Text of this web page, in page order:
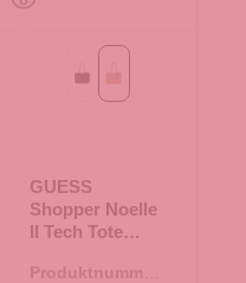
Blackbeige
GUESS
Shopper Noelle
II Tech Tote
Produktnummer: